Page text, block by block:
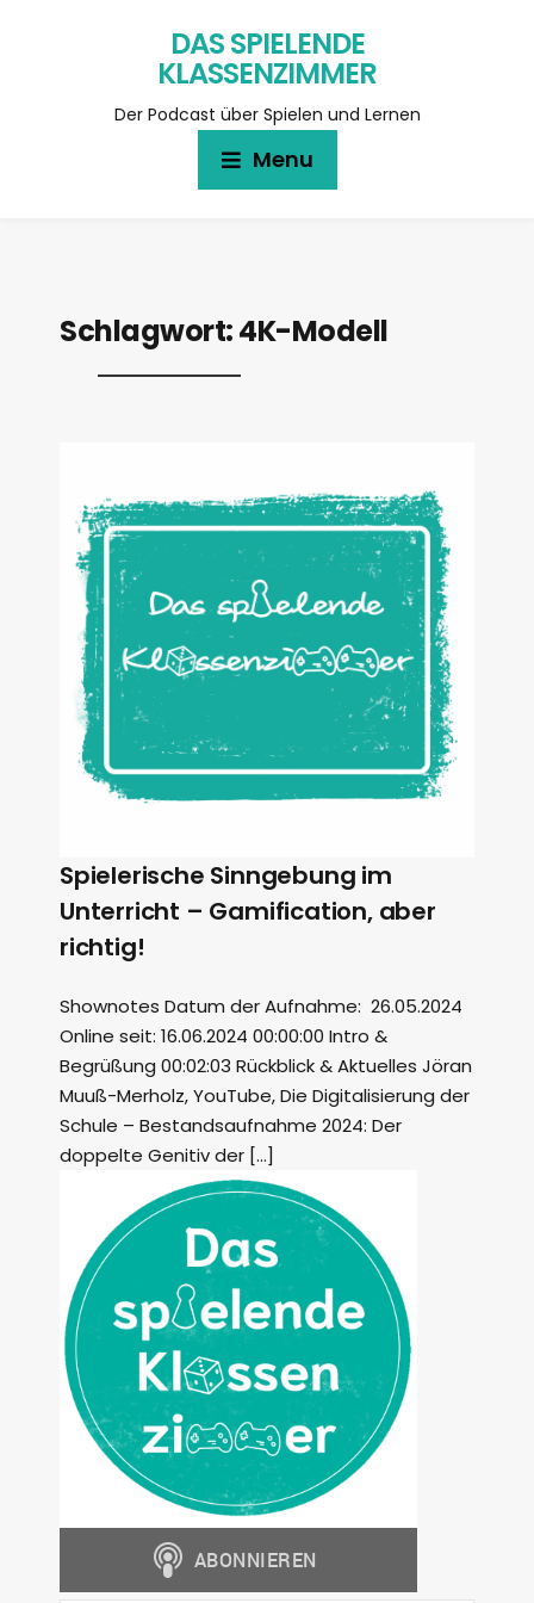
DAS SPIELENDE
KLASSENZIMMER
Der Podcast über Spielen und Lernen
Menu
Schlagwort:4K-Modell
Spielerische Sinngebung im
Unterricht – Gamification, aber
richtig!
Shownotes Datum der Aufnahme: 26.05.2024
Online seit: 16.06.2024 00:00:00 Intro &
Begrüßung 00:02:03 Rückblick & Aktuelles Jöran
Muuß-Merholz, YouTube, Die Digitalisierung der
Schule – Bestandsaufnahme 2024: Der
doppelte Genitiv der […]